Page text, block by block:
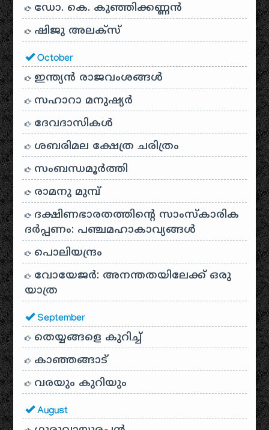
ഡോ. കെ. കുഞ്ഞിക്കണ്ണൻ
ഷിജു അലക്സ്
October
ഇന്ത്യൻ രാജവംശങ്ങൾ
സഹാറാ മനുഷ്യർ
ദേവദാസികൾ
ശബരിമല ക്ഷേത്ര ചരിത്രം
സംബന്ധമൂർത്തി
രാമനു മുമ്പ്
ദക്ഷിണഭാരതത്തിൻ്റെ സാംസ്കാരിക
ദർപ്പണം: പഞ്ചമഹാകാവ്യങ്ങൾ
പൊലിയന്ദ്രം
വോയേജർ: അനന്തതയിലേക്ക് ഒരു
യാത്ര
September
തെയ്യങ്ങളെ കുറിച്ച്
കാഞ്ഞങ്ങാട്
വരയും കുറിയും
August